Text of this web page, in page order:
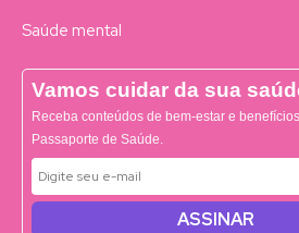
Saúde mental
Vamos cuidar da sua
Receba conteúdos de bem-estar e
Passaporte de Saúde.
ASSINAR